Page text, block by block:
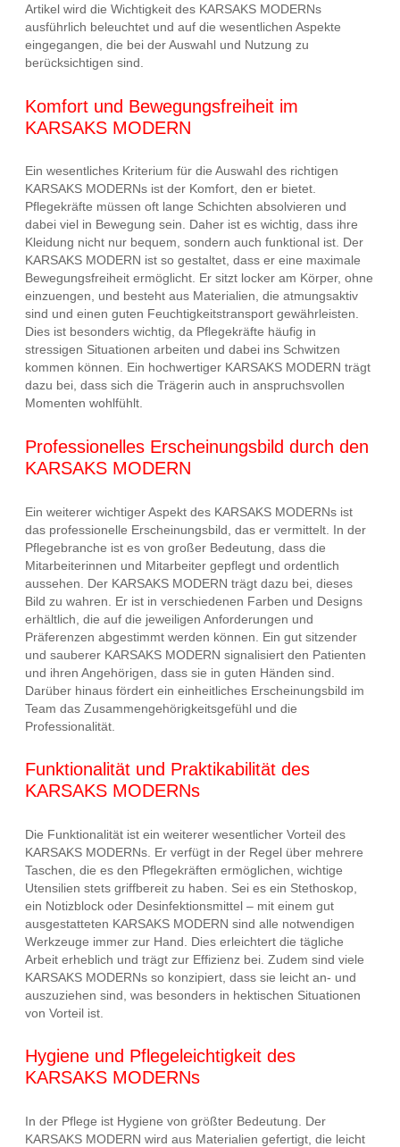
Artikel wird die Wichtigkeit des KARSAKS MODERNs
ausführlich beleuchtet und auf die wesentlichen Aspekte
eingegangen, die bei der Auswahl und Nutzung zu
berücksichtigen sind.
Komfort und Bewegungsfreiheit im
KARSAKS MODERN
Ein wesentliches Kriterium für die Auswahl des richtigen
KARSAKS MODERNs ist der Komfort, den er bietet.
Pflegekräfte müssen oft lange Schichten absolvieren und
dabei viel in Bewegung sein. Daher ist es wichtig, dass ihre
Kleidung nicht nur bequem, sondern auch funktional ist. Der
KARSAKS MODERN ist so gestaltet, dass er eine maximale
Bewegungsfreiheit ermöglicht. Er sitzt locker am Körper, ohne
einzuengen, und besteht aus Materialien, die atmungsaktiv
sind und einen guten Feuchtigkeitstransport gewährleisten.
Dies ist besonders wichtig, da Pflegekräfte häufig in
stressigen Situationen arbeiten und dabei ins Schwitzen
kommen können. Ein hochwertiger KARSAKS MODERN trägt
dazu bei, dass sich die Trägerin auch in anspruchsvollen
Momenten wohlfühlt.
Professionelles Erscheinungsbild durch den
KARSAKS MODERN
Ein weiterer wichtiger Aspekt des KARSAKS MODERNs ist
das professionelle Erscheinungsbild, das er vermittelt. In der
Pflegebranche ist es von großer Bedeutung, dass die
Mitarbeiterinnen und Mitarbeiter gepflegt und ordentlich
aussehen. Der KARSAKS MODERN trägt dazu bei, dieses
Bild zu wahren. Er ist in verschiedenen Farben und Designs
erhältlich, die auf die jeweiligen Anforderungen und
Präferenzen abgestimmt werden können. Ein gut sitzender
und sauberer KARSAKS MODERN signalisiert den Patienten
und ihren Angehörigen, dass sie in guten Händen sind.
Darüber hinaus fördert ein einheitliches Erscheinungsbild im
Team das Zusammengehörigkeitsgefühl und die
Professionalität.
Funktionalität und Praktikabilität des
KARSAKS MODERNs
Die Funktionalität ist ein weiterer wesentlicher Vorteil des
KARSAKS MODERNs. Er verfügt in der Regel über mehrere
Taschen, die es den Pflegekräften ermöglichen, wichtige
Utensilien stets griffbereit zu haben. Sei es ein Stethoskop,
ein Notizblock oder Desinfektionsmittel – mit einem gut
ausgestatteten KARSAKS MODERN sind alle notwendigen
Werkzeuge immer zur Hand. Dies erleichtert die tägliche
Arbeit erheblich und trägt zur Effizienz bei. Zudem sind viele
KARSAKS MODERNs so konzipiert, dass sie leicht an- und
auszuziehen sind, was besonders in hektischen Situationen
von Vorteil ist.
Hygiene und Pflegeleichtigkeit des
KARSAKS MODERNs
In der Pflege ist Hygiene von größter Bedeutung. Der
KARSAKS MODERN wird aus Materialien gefertigt, die leicht